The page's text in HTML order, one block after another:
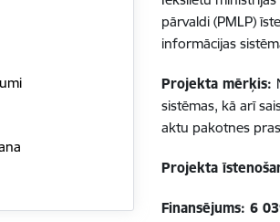
pārvaldi (PMLP)
informācijas
Projekta mērķis:
sistēmas, kā arī
aktu pakotnes
Projekta
Finansējums: 6